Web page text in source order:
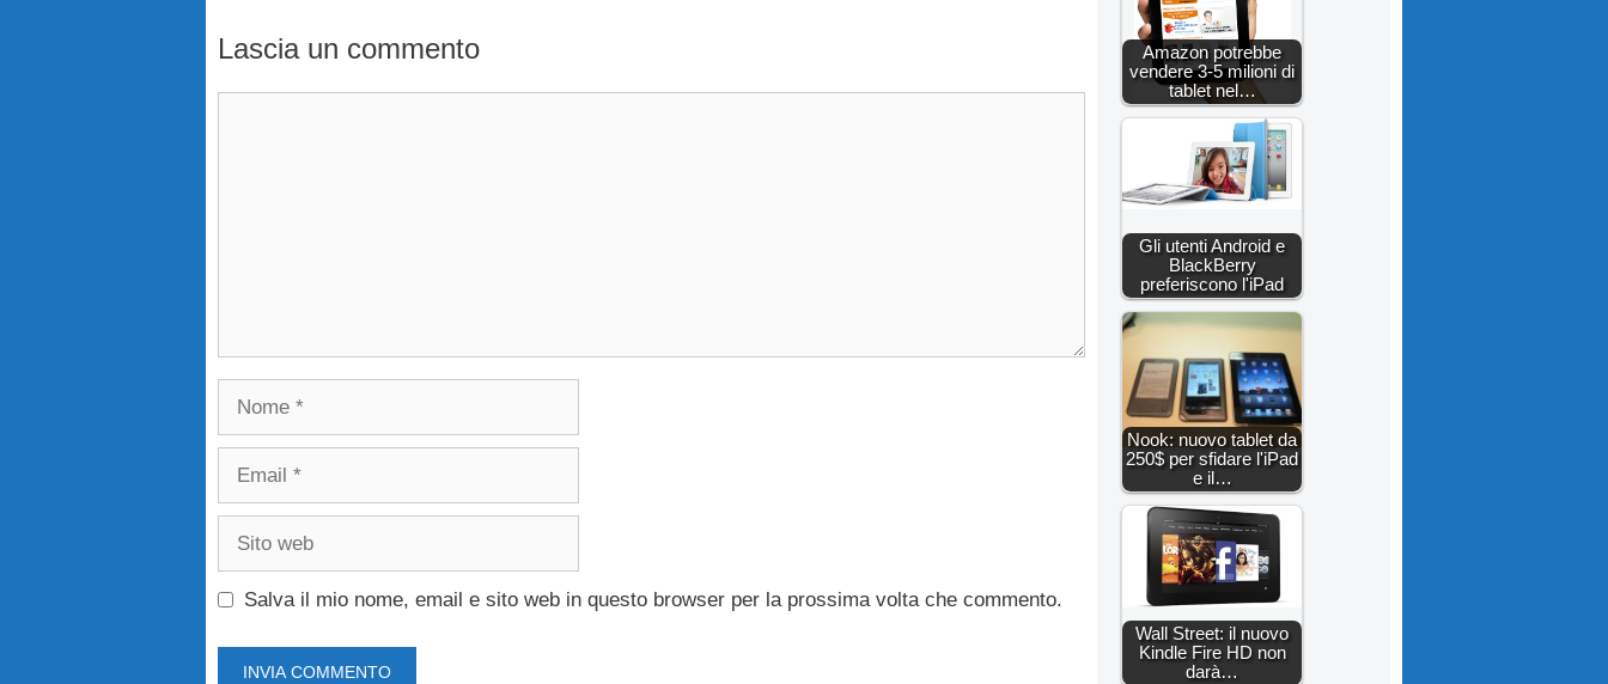
Lascia un commento
Nome
Email
Sito
Salva il mio nome, email e sito web in questo browser per la prossima volta che commento.
Amazon potrebbe
vendere 3-5 milioni di
tablet nel…
Gli utenti Android e
BlackBerry
preferiscono l'iPad
Nook: nuovo tablet da
250$ per sfidare l'iPad
e il…
Wall Street: il nuovo
Kindle Fire HD non
darà…